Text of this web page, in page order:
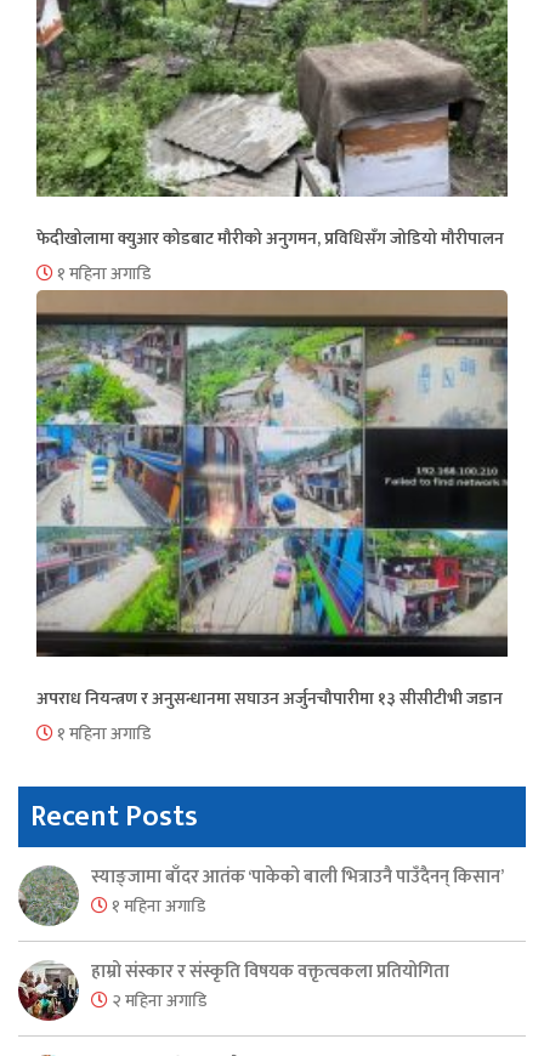
फेदीखोलामा क्युआर कोडबाट मौरीको अनुगमन, प्रविधिसँग जोडियो मौरीपालन
१ महिना अगाडि
अपराध नियन्त्रण र अनुसन्धानमा सघाउन अर्जुनचौपारीमा १३ सीसीटीभी जडान
१ महिना अगाडि
Recent Posts
स्याङ्जामा बाँदर आतंक ‘पाकेको बाली भित्राउनै पाउँदैनन् किसान’
१ महिना अगाडि
हाम्रो संस्कार र संस्कृति विषयक वक्तृत्वकला प्रतियोगिता
२ महिना अगाडि